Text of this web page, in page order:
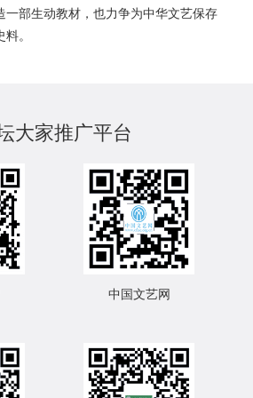
一部生动教材，也力争为中华文艺保存
。
大家推广平台
中国文艺网